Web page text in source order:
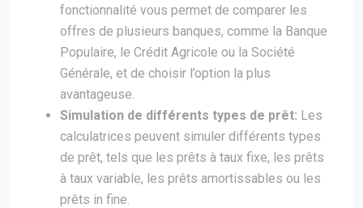
fonctionnalité vous permet de comparer les
offres de plusieurs banques, comme la Banque
Populaire, le Crédit Agricole ou la Société
Générale, et de choisir l’option la plus
avantageuse.
Simulation de différents types de prêt: Les
calculatrices peuvent simuler différents types
de prêt, tels que les prêts à taux fixe, les prêts
à taux variable, les prêts amortissables ou les
prêts in fine.